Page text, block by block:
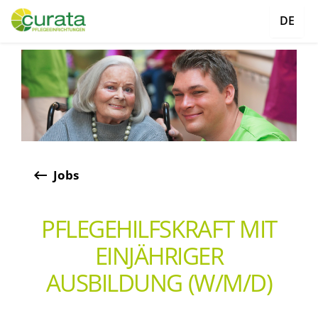
DE
keyboard_backspace Jobs
PFLEGEHILFSKRAFT MIT
EINJÄHRIGER
AUSBILDUNG (W/M/D)